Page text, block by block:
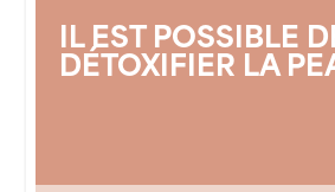
IL EST POSSIBLE
DÉTOXIFIER LA